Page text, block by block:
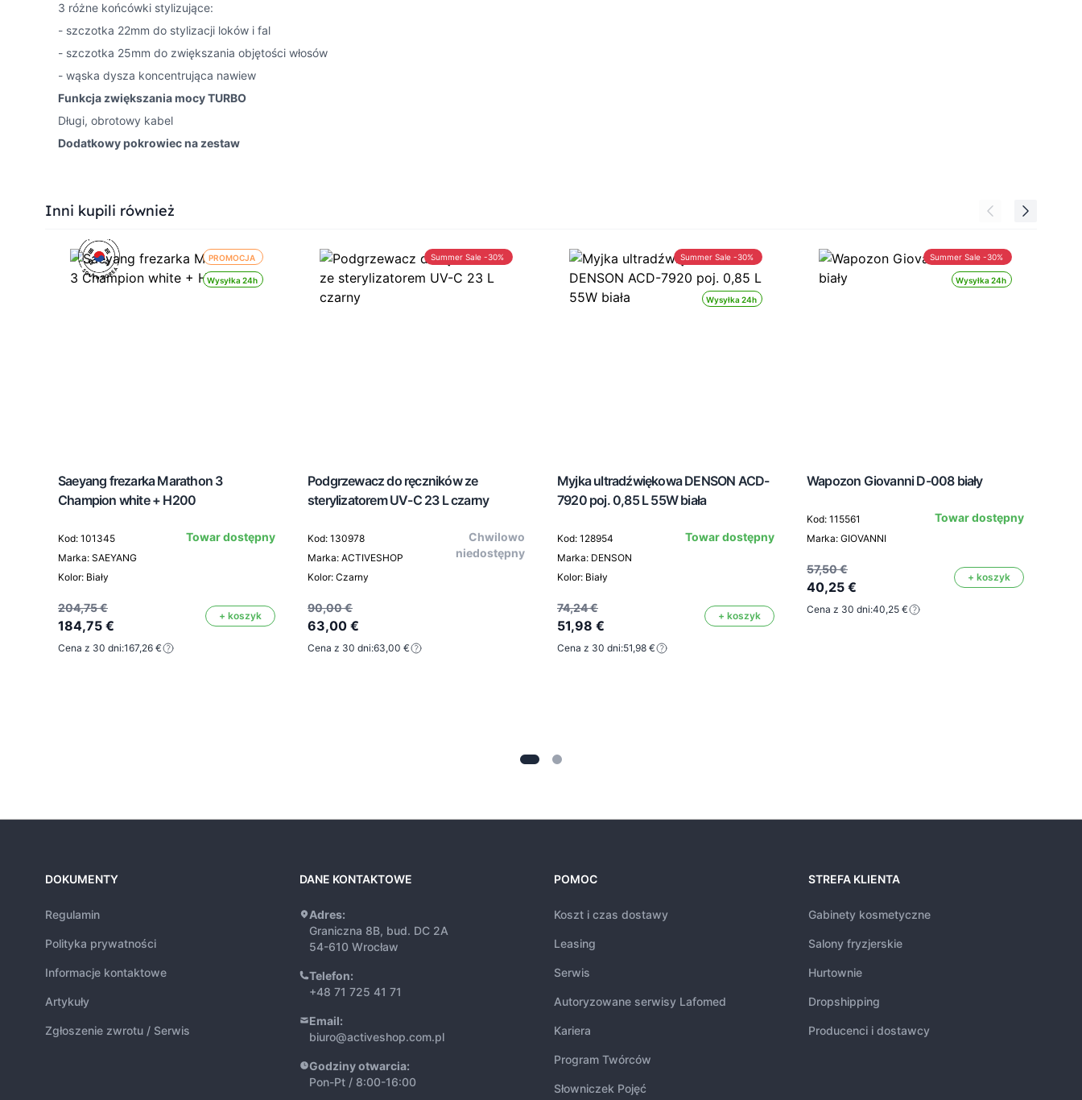
3 różne końcówki stylizujące:
- szczotka 22mm do stylizacji loków i fal
- szczotka 25mm do zwiększania objętości włosów
- wąska dysza koncentrująca nawiew
Funkcja zwiększania mocy TURBO
Długi, obrotowy kabel
Dodatkowy pokrowiec na zestaw
Press to skip carousel
Inni kupili również
PROMOCJA
Wysyłka 24h
Saeyang frezarka Marathon 3
Champion white + H200
Kod: 101345
Marka: SAEYANG
Kolor: Biały
Towar dostępny
204,75 €
184,75 €
+ koszyk
Cena z 30 dni:167,26 €
Summer Sale -30%
Podgrzewacz do ręczników ze
sterylizatorem UV-C 23 L czarny
Kod: 130978
Marka: ACTIVESHOP
Kolor: Czarny
Chwilowo
niedostępny
90,00 €
63,00 €
Cena z 30 dni:63,00 €
Wysyłka 24h
Summer Sale -30%
Myjka ultradźwiękowa DENSON ACD-
7920 poj. 0,85 L 55W biała
Kod: 128954
Marka: DENSON
Kolor: Biały
Towar dostępny
74,24 €
51,98 €
+ koszyk
Cena z 30 dni:51,98 €
Wysyłka 24h
Summer Sale -30%
Wapozon Giovanni D-008 biały
Kod: 115561
Marka: GIOVANNI
Towar dostępny
57,50 €
40,25 €
+ koszyk
Cena z 30 dni:40,25 €
DOKUMENTY
Regulamin
Polityka prywatności
Informacje kontaktowe
Artykuły
Zgłoszenie zwrotu / Serwis
DANE KONTAKTOWE
Adres:
Graniczna 8B, bud. DC 2A
54-610 Wrocław
Telefon:
+48 71 725 41 71
Email:
biuro@activeshop.com.pl
Godziny otwarcia:
Pon-Pt / 8:00-16:00
POMOC
Koszt i czas dostawy
Leasing
Serwis
Autoryzowane serwisy Lafomed
Kariera
Program Twórców
Słowniczek Pojęć
STREFA KLIENTA
Gabinety kosmetyczne
Salony fryzjerskie
Hurtownie
Dropshipping
Producenci i dostawcy